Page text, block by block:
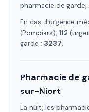
pharmacie de garde,
En cas d'urgence
(Pompiers), 112
garde : 3237.
Pharmacie de
sur-Niort
La nuit, les